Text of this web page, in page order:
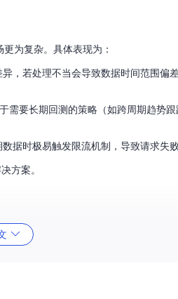
为复杂。具体表现为：
，若处理不当会导致数据时间范围偏
需要长期回测的策略（如跨周期趋势
据时极易触发限流机制，导致请求失
方案。
心价值体现在：